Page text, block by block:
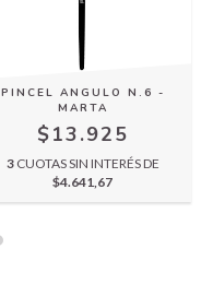
PINCEL ANGULO N.6 -
MARTA
$13.925
3 CUOTAS SIN INTERÉS DE
$4.641,67